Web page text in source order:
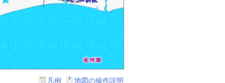
凡例 地図の操作説明